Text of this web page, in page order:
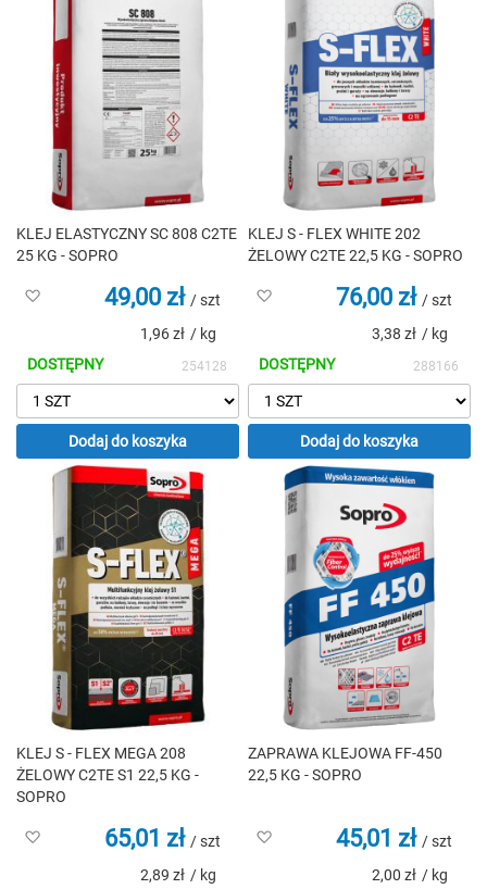
KLEJ ELASTYCZNY SC 808 C2TE
25 KG - SOPRO
życzeń
49,00 zł / szt
1,96 zł / kg
DOSTĘPNY
254128
Dodaj do koszyka
KLEJ S - FLEX WHITE 202
ŻELOWY C2TE 22,5 KG - SOPRO
życzeń
76,00 zł / szt
3,38 zł / kg
DOSTĘPNY
288166
Dodaj do koszyka
KLEJ S - FLEX MEGA 208
ŻELOWY C2TE S1 22,5 KG -
SOPRO
65,01 zł / szt
2,89 zł / kg
ZAPRAWA KLEJOWA FF-450
22,5 KG - SOPRO
45,01 zł / szt
2,00 zł / kg